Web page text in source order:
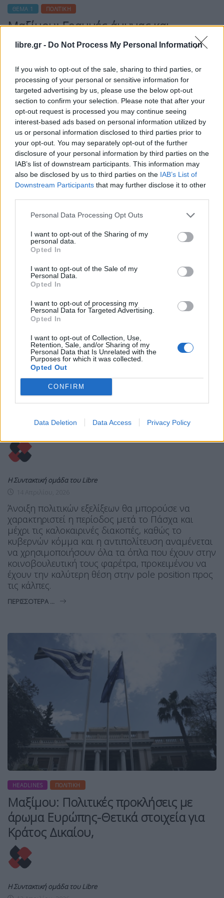
libre.gr - Do Not Process My Personal Information
If you wish to opt-out of the sale, sharing to third parties, or
processing of your personal or sensitive information for
targeted advertising by us, please use the below opt-out
section to confirm your selection. Please note that after your
opt-out request is processed you may continue seeing
interest-based ads based on personal information utilized by
us or personal information disclosed to third parties prior to
your opt-out. You may separately opt-out of the further
disclosure of your personal information by third parties on the
IAB’s list of downstream participants. This information may
also be disclosed by us to third parties on the IAB’s List of
Downstream Participants that may further disclose it to other
Personal Data Processing Opt Outs
I want to opt-out of the Sharing of my
personal data.
Opted In
I want to opt-out of the Sale of my
Personal Data.
Opted In
I want to opt-out of processing my
Personal Data for Targeted Advertising.
Opted In
I want to opt-out of Collection, Use,
Retention, Sale, and/or Sharing of my
Personal Data that Is Unrelated with the
Purposes for which it was collected.
Opted Out
CONFIRM
Data Deletion Data Access Privacy Policy
ΘΈΜΑ 1 ΠΟΛΙΤΙΚΉ
Μαξίμου: Γραμμές άμυνας και
αντεπίθεσης στη μάχη της Βουλής για
Η Συντακτική ομάδα του Libre
15 Απριλίου, 2026
Αντίστροφη μέτρηση για την αυριανή προ
ημερήσιας διάταξης συζήτηση στην Βουλή για το
κράτος δικαίου, η οποία θα δώσει και τον τόνο
στην πολιτική αντιπαράθεση από δω και πέρα.
Μία αντιπαράθεση που αναμένεται να κλιμακωθεί
με φόντο:
ΘΈΜΑ 3 ΠΟΛΙΤΙΚΉ
Εβδομάδα “μαχών” στη Βουλή-Κράτος
Τα κοινοβουλευτικά
Η Συντακτική ομάδα του Libre
Άνοιξη πολιτικών εξελίξεων θα μπορούσε να
χαρακτηριστεί η περίοδος μετά το Πάσχα και
μέχρι τις καλοκαιρινές διακοπές, καθώς το
κυβερνών κόμμα και η αντιπολίτευση αναμένεται
να χρησιμοποιήσουν όλα τα όπλα που έχουν στην
κοινοβουλευτική τους φαρέτρα, προκειμένου να
έχουν την καλύτερη θέση στην pole position προς
τις κάλπες.
ΠΕΡΙΣΣΌΤΕΡΑ ...
HEADLINES ΠΟΛΙΤΙΚΉ
Μαξίμου: Πολιτικές προκλήσεις με
άρωμα Ευρώπης-Θετικά στοιχεία για
Κράτος Δικαίου,
Η Συντακτική ομάδα του Libre